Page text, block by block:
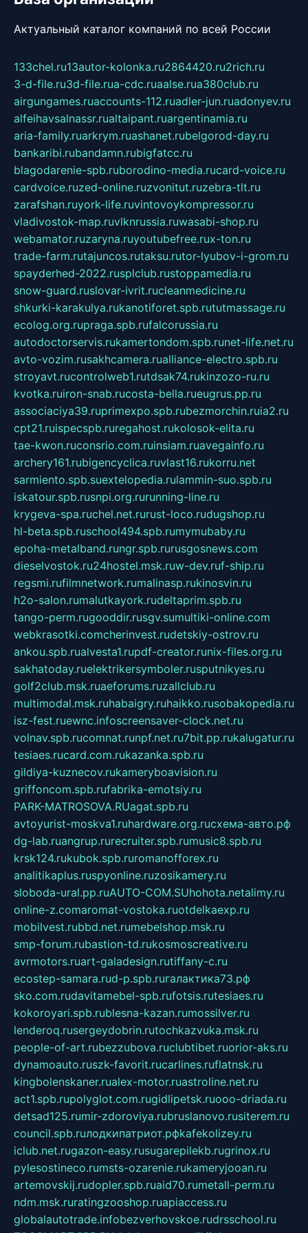
Актуальный каталог компаний по всей России
133chel.ru13autor-kolonka.ru2864420.ru2rich.ru
3-d-file.ru3d-file.rua-cdc.ruaalse.rua380club.ru
airgungames.ruaccounts-112.ruadler-jun.ruadonyev.ru
alfeihavsalnassr.rualtaipant.ruargentinamia.ru
aria-family.ruarkrym.ruashanet.rubelgorod-day.ru
bankaribi.rubandamn.rubigfatcc.ru
blagodarenie-spb.ruborodino-media.rucard-voice.ru
cardvoice.ruzed-online.ruzvonitut.ruzebra-tlt.ru
zarafshan.ruyork-life.ruvintovoykompressor.ru
vladivostok-map.ruvlknrussia.ruwasabi-shop.ru
webamator.ruzaryna.ruyoutubefree.rux-ton.ru
trade-farm.rutajuncos.rutaksu.rutor-lyubov-i-grom.ru
spayderhed-2022.rusplclub.rustoppamedia.ru
snow-guard.ruslovar-ivrit.rucleanmedicine.ru
shkurki-karakulya.rukanotiforet.spb.rututmassage.ru
ecolog.org.rupraga.spb.rufalcorussia.ru
autodoctorservis.rukamertondom.spb.runet-life.net.ru
avto-vozim.rusakhcamera.rualliance-electro.spb.ru
stroyavt.rucontrolweb1.rutdsak74.rukinzozo-ru.ru
kvotka.ruiron-snab.rucosta-bella.rueugrus.pp.ru
associaciya39.ruprimexpo.spb.rubezmorchin.ruia2.ru
cpt21.ruispecspb.ruregahost.rukolosok-elita.ru
tae-kwon.ruconsrio.com.ruinsiam.ruavegainfo.ru
archery161.rubigencyclica.ruvlast16.rukorru.net
sarmiento.spb.suextelopedia.rulammin-suo.spb.ru
iskatour.spb.rusnpi.org.rurunning-line.ru
krygeva-spa.ruchel.net.rurust-loco.rudugshop.ru
hl-beta.spb.ruschool494.spb.rumymubaby.ru
epoha-metalband.rungr.spb.rurusgosnews.com
dieselvostok.ru24hostel.msk.ruw-dev.ruf-ship.ru
regsmi.rufilmnetwork.rumalinasp.rukinosvin.ru
h2o-salon.rumalutkayork.rudeltaprim.spb.ru
tango-perm.rugooddir.rusgv.sumultiki-online.com
webkrasotki.comcherinvest.rudetskiy-ostrov.ru
ankou.spb.rualvesta1.rupdf-creator.runix-files.org.ru
sakhatoday.ruelektrikersymboler.rusputnikyes.ru
golf2club.msk.ruaeforums.ruzallclub.ru
multimodal.msk.ruhabaigry.ruhaikko.rusobakopedia.ru
isz-fest.ruewnc.infoscreensaver-clock.net.ru
volnav.spb.rucomnat.runpf.net.ru7bit.pp.rukalugatur.ru
tesiaes.rucard.com.rukazanka.spb.ru
gildiya-kuznecov.rukameryboavision.ru
griffoncom.spb.rufabrika-emotsiy.ru
PARK-MATROSOVA.RUagat.spb.ru
avtoyurist-moskva1.ruhardware.org.ruсхема-авто.рф
dg-lab.ruangrup.rurecruiter.spb.rumusic8.spb.ru
krsk124.rukubok.spb.ruromanofforex.ru
analitikaplus.ruspyonline.ruzosikamery.ru
sloboda-ural.pp.ruAUTO-COM.SUhohota.netalimy.ru
online-z.comaromat-vostoka.ruotdelkaexp.ru
mobilvest.rubbd.net.rumebelshop.msk.ru
smp-forum.rubastion-td.rukosmoscreative.ru
avrmotors.ruart-galadesign.rutiffany-c.ru
ecostep-samara.rud-p.spb.ruгалактика73.рф
sko.com.rudavitamebel-spb.rufotsis.rutesiaes.ru
kokoroyari.spb.rublesna-kazan.rumossilver.ru
lenderoq.rusergeydobrin.rutochkazvuka.msk.ru
people-of-art.rubezzubova.ruclubtibet.ruorior-aks.ru
dynamoauto.ruszk-favorit.rucarlines.ruflatnsk.ru
kingbolenskaner.rualex-motor.ruastroline.net.ru
act1.spb.rupolyglot.com.rugidlipetsk.ruooo-driada.ru
detsad125.rumir-zdoroviya.rubruslanovo.rusiterem.ru
council.spb.ruлодкипатриот.рфkafekolizey.ru
iclub.net.rugazon-easy.rusugarepilekb.rugrinox.ru
pylesostineco.rumsts-ozarenie.rukameryjooan.ru
artemovskij.rudopler.spb.ruaid70.rumetall-perm.ru
ndm.msk.ruratingzooshop.ruapiaccess.ru
globalautotrade.infobezverhovskoe.rudrsschool.ru